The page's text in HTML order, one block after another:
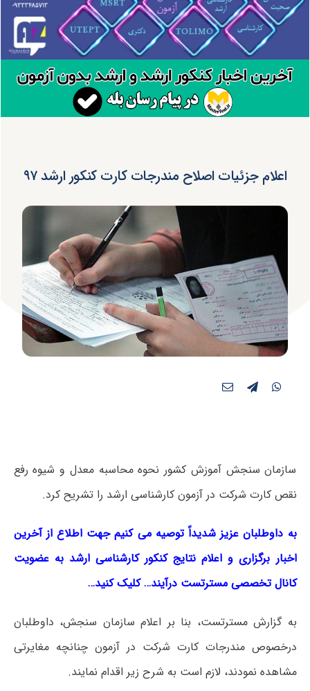
اعلام جزئیات اصلاح مندرجات کارت کنکور ارشد ۹۷
سازمان سنجش آموزش کشور نحوه محاسبه معدل و شیوه رفع
نقص کارت شرکت در آزمون کارشناسی ارشد را تشریح کرد.
به داوطلبان عزیز شدیداً توصیه می کنیم جهت اطلاع از آخرین
اخبار برگزاری و اعلام نتایج کنکور کارشناسی ارشد به عضویت
کانال تخصصی مسترتست درآیند… کلیک کنید…
به گزارش مسترتست، بنا بر اعلام سازمان سنجش، داوطلبان
درخصوص مندرجات کارت شرکت در آزمون چنانچه مغایرتی
مشاهده نمودند، لازم است به شرح زیر اقدام نمایند.